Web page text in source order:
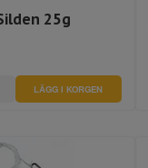
25g
LÄGG I KORGEN